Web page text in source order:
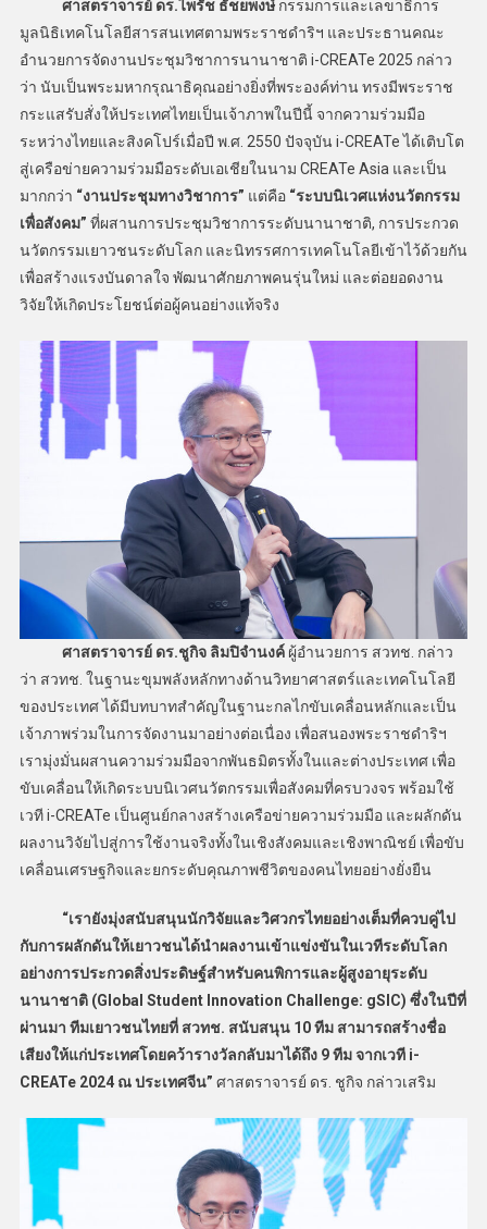
ศาสตราจารย์ ดร.ไพรัช ธัชยพงษ์กรรมการและเลขาธิการ
มูลนิธิเทคโนโลยีสารสนเทศตามพระราชดำริฯ และประธานคณะ
อำนวยการจัดงานประชุมวิชาการนานาชาติ i-CREATe 2025 กล่าว
ว่า นับเป็นพระมหากรุณาธิคุณอย่างยิ่งที่พระองค์ท่าน ทรงมีพระราช
กระแสรับสั่งให้ประเทศไทยเป็นเจ้าภาพในปีนี้ จากความร่วมมือ
ระหว่างไทยและสิงคโปร์เมื่อปี พ.ศ. 2550 ปัจจุบัน i-CREATe ได้เติบโต
สู่เครือข่ายความร่วมมือระดับเอเชียในนาม CREATe Asia และเป็น
มากกว่า “งานประชุมทางวิชาการ” แต่คือ “ระบบนิเวศแห่งนวัตกรรม
เพื่อสังคม” ที่ผสานการประชุมวิชาการระดับนานาชาติ, การประกวด
นวัตกรรมเยาวชนระดับโลก และนิทรรศการเทคโนโลยีเข้าไว้ด้วยกัน
เพื่อสร้างแรงบันดาลใจ พัฒนาศักยภาพคนรุ่นใหม่ และต่อยอดงาน
วิจัยให้เกิดประโยชน์ต่อผู้คนอย่างแท้จริง
ศาสตราจารย์ ดร.ชูกิจ ลิมปิจำนงค์ผู้อำนวยการ สวทช. กล่าว
ว่า สวทช. ในฐานะขุมพลังหลักทางด้านวิทยาศาสตร์และเทคโนโลยี
ของประเทศ ได้มีบทบาทสำคัญในฐานะกลไกขับเคลื่อนหลักและเป็น
เจ้าภาพร่วมในการจัดงานมาอย่างต่อเนื่อง เพื่อสนองพระราชดำริฯ
เรามุ่งมั่นผสานความร่วมมือจากพันธมิตรทั้งในและต่างประเทศ เพื่อ
ขับเคลื่อนให้เกิดระบบนิเวศนวัตกรรมเพื่อสังคมที่ครบวงจร พร้อมใช้
เวที i-CREATe เป็นศูนย์กลางสร้างเครือข่ายความร่วมมือ และผลักดัน
ผลงานวิจัยไปสู่การใช้งานจริงทั้งในเชิงสังคมและเชิงพาณิชย์ เพื่อขับ
เคลื่อนเศรษฐกิจและยกระดับคุณภาพชีวิตของคนไทยอย่างยั่งยืน
“เรายังมุ่งสนับสนุนนักวิจัยและวิศวกรไทยอย่างเต็มที่ควบคู่ไป
กับการผลักดันให้เยาวชนได้นำผลงานเข้าแข่งขันในเวทีระดับโลก
อย่างการประกวดสิ่งประดิษฐ์สำหรับคนพิการและผู้สูงอายุระดับ
นานาชาติ (Global Student Innovation Challenge: gSIC) ซึ่งในปีที่
ผ่านมา ทีมเยาวชนไทยที่ สวทช. สนับสนุน 10 ทีม สามารถสร้างชื่อ
เสียงให้แก่ประเทศโดยคว้ารางวัลกลับมาได้ถึง 9 ทีม จากเวที i-
CREATe 2024 ณ ประเทศจีน” ศาสตราจารย์ ดร. ชูกิจ กล่าวเสริม